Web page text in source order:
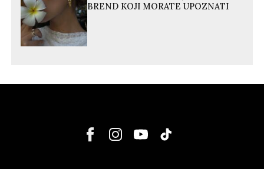
BREND KOJI MORATE UPOZNATI